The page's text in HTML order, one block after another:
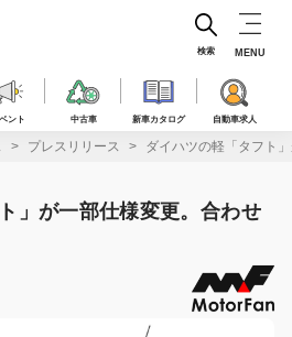
ント 中古車 新車カタログ 自動車求人
検索 MENU
プレスリリース ダイハツの軽「タフト
」が一部仕様変更。合わせ